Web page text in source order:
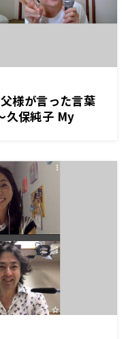
様が言った言葉
久保純子 My